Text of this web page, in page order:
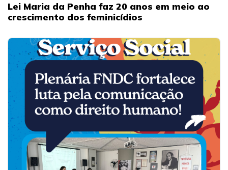
Lei Maria da Penha faz 20 anos em meio ao
crescimento dos feminicídios